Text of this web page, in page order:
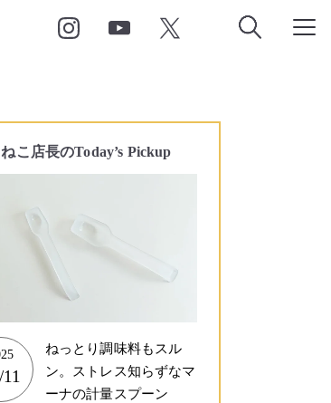
ねこ店長のToday’s Pickup
ねっとり調味料もスル
ン。ストレス知らずなマ
ーナの計量スプーン